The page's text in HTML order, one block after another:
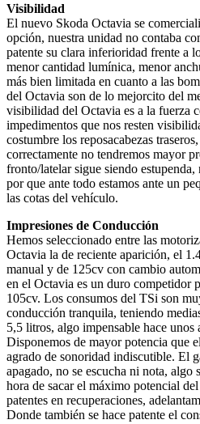
Visibilidad
El nuevo Skoda Octavia se
opción, nuestra unidad no contaba
patente su clara inferioridad frente a
menor cantidad lumínica, menor
más bien limitada en cuanto a las
del Octavia son de lo mejorcito del
visibilidad del Octavia es a la fuerza
impedimentos que nos resten
costumbre los reposacabezas
correctamente no tendremos mayor
fronto/latelar sigue siendo
por que ante todo estamos ante un
las cotas del vehículo.
Impresiones de Conducción
Hemos seleccionado entre las
Octavia la de reciente aparición, el
manual y de 125cv con cambio
en el Octavia es un duro competidor
105cv. Los consumos del TSi son
conducción tranquila, teniendo
5,5 litros, algo impensable hace unos
Disponemos de mayor potencia que
agrado de sonoridad indiscutible. El
apagado, no se escucha ni nota, algo
hora de sacar el máximo potencial
patentes en recuperaciones,
Donde también se hace patente el